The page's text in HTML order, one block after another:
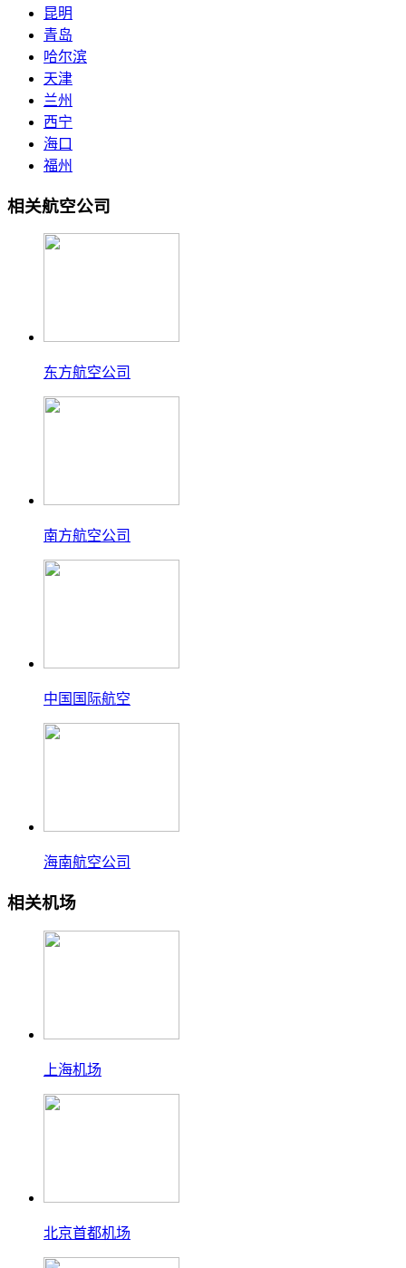
昆明
青岛
哈尔滨
天津
兰州
西宁
海口
福州
相关航空公司
东方航空公司
南方航空公司
中国国际航空
海南航空公司
相关机场
上海机场
北京首都机场